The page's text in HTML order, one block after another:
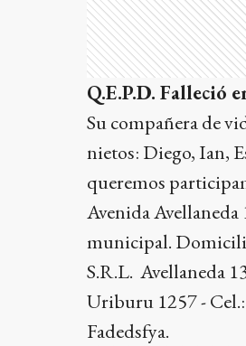
Q.E.P.D. Falleció
Su compañera de
nietos: Diego, Ian,
queremos
Avenida
municipal.
S.R.L. Avellaneda
Uriburu 1257 -
Fadedsfya.